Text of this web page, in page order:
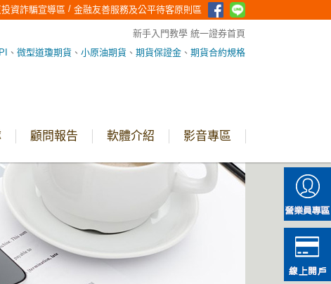
資詐騙宣導區 / 金融友善服務及公平待客原則區
新手入門教學 統一證券首頁
、 微型道瓊期貨 、 小原油期貨 、 期貨保證金 、 期貨合約規格
顧問報告 軟體介紹 影音專區